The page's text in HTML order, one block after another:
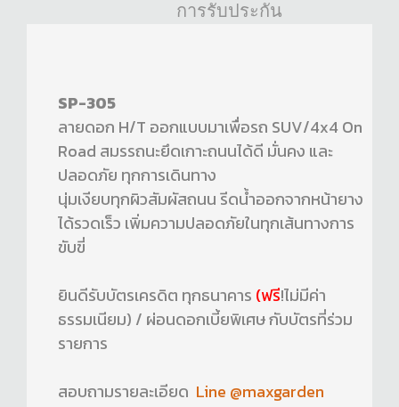
การรับประกัน
SP-305
ลายดอก H/T ออกแบบมาเพื่อรถ SUV/4x4 On
Road สมรรถนะยึดเกาะถนนได้ดี มั่นคง และ
ปลอดภัย ทุกการเดินทาง
นุ่มเงียบทุกผิวสัมผัสถนน รีดน้ำออกจากหน้ายาง
ได้รวดเร็ว เพิ่มความปลอดภัยในทุกเส้นทางการ
ขับขี่
ยินดีรับบัตรเครดิต ทุกธนาคาร (ฟรี!ไม่มีค่า
ธรรมเนียม) / ผ่อนดอกเบี้ยพิเศษ กับบัตรที่ร่วม
รายการ
สอบถามรายละเอียด Line @maxgarden